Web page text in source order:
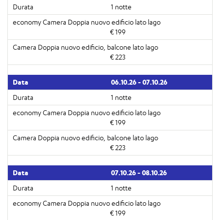
1 notte
€ 199
€ 223
06.10.26 - 07.10.26
1 notte
€ 199
€ 223
07.10.26 - 08.10.26
1 notte
€ 199